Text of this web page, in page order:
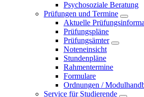
Psychosoziale Beratung
Prüfungen und Termine
Aktuelle
Prüfungspläne
Prüfungsämter
Noteneinsicht
Stundenpläne
Rahmentermine
Formulare
Ordnungen /
Service für Studierende